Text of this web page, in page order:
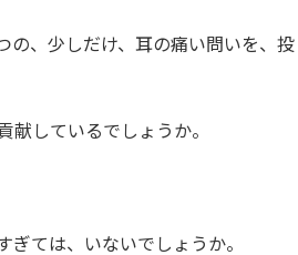
の、少しだけ、耳の痛い問いを、投
しているでしょうか。
ては、いないでしょうか。